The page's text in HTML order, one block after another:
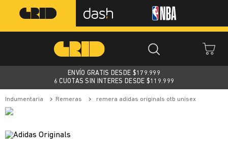
ENVÍO GRATIS DESDE $179.999
6 CUOTAS SIN INTERES DESDE $119.999
indumentaria remeras remera adidas originals otb unisex